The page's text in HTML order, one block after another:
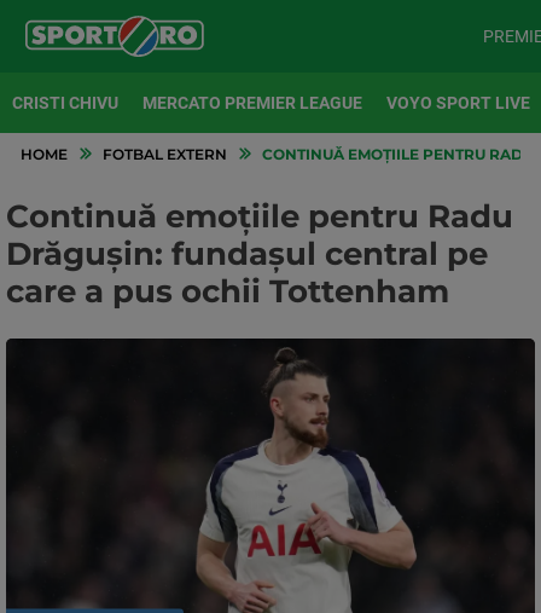
CRISTI CHIVU MERCATO PREMIER LEAGUE VOYO SPORT LIVE
HOME FOTBAL EXTERN CONTINUĂ EMOȚIILE PENTRU
Continuă emoțiile pentru Radu
Drăgușin: fundașul central pe
care a pus ochii Tottenham